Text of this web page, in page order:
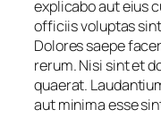
explicabo aut eius
officiis voluptas
Dolores saepe
rerum. Nisi sint et
quaerat.
aut minima esse